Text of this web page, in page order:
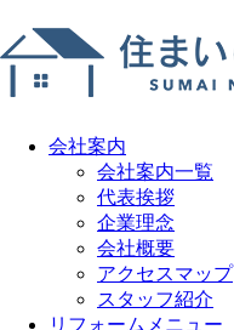
会社案内
会社案内一覧
代表挨拶
企業理念
会社概要
アクセスマップ
スタッフ紹介
リフォームメニュー